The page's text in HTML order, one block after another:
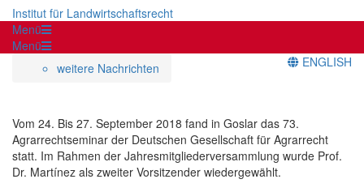
Institut für Landwirtschaftsrecht
Menü
Menü
weitere Nachrichten
ENGLISH
Vom 24. Bis 27. September 2018 fand in Goslar das 73.
Agrarrechtseminar der Deutschen Gesellschaft für Agrarrecht
statt. Im Rahmen der Jahresmitgliederversammlung wurde Prof.
Dr. Martínez als zweiter Vorsitzender wiedergewählt.